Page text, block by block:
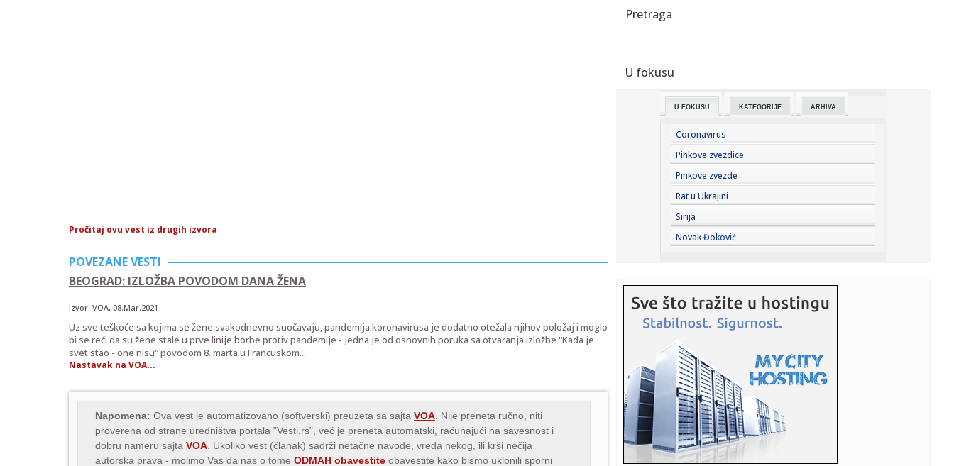
Pročitaj ovu vest iz drugih izvora
POVEZANE VESTI
BEOGRAD: IZLOŽBA POVODOM DANA ŽENA
Izvor: VOA, 08.Mar.2021
Uz sve teškoće sa kojima se žene svakodnevno suočavaju, pandemija koronavirusa je dodatno otežala njihov položaj i moglo
bi se reći da su žene stale u prve linije borbe protiv pandemije - jedna je od osnovnih poruka sa otvaranja izložbe "Kada je
svet stao - one nisu" povodom 8. marta u Francuskom...
Nastavak na VOA...
Napomena: Ova vest je automatizovano (softverski) preuzeta sa sajta VOA . Nije preneta ručno, niti
proverena od strane uredništva portala "Vesti.rs", već je preneta automatski, računajući na savesnost i
dobru nameru sajta VOA . Ukoliko vest (članak) sadrži netačne navode, vređa nekog, ili krši nečija
autorska prava - molimo Vas da nas o tome ODMAH obavestite obavestite kako bismo uklonili sporni
neće...
10:34:
10:34:
Italija mu je suđena: Reprezentativac Srbije ima novi klub
10:34:Krvavi obračun na Dorćolu: Mladić upucan u stomak,
drugovi ga ...
10:34:Misteriozni snimak Hamneja zapalio mreže: Pojavio se
nakon tvrdn...
10:33:Čelsijevo najveće pojačanje nije igrač
10:31: Mlečni put možda sadrži čak 170 miliona crnih rupa
10:31:
pe...
10:30:Romantizujemo leto do kraja, a ovi komadi su kao stvoreni
za avgu...
10:27:Oko 1.500 ljudi posjetilo džez festival na Zelenkovcu
10:26:'Građanska smrt': Kremlj državljanstvo koristi kao oružje
Pretraga
U fokusu
U FOKUSU KATEGORIJE ARHIVA
Coronavirus
Pinkove zvezdice
Pinkove zvezde
Rat u Ukrajini
Sirija
Novak Đoković